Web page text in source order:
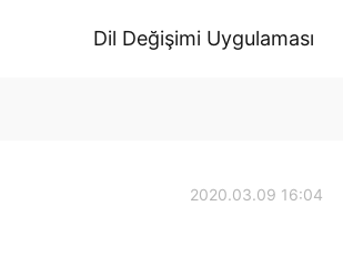
Dil Değişimi Uygulaması
2020.03.09 16:04